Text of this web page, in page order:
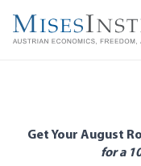
main
Get Your August
for a